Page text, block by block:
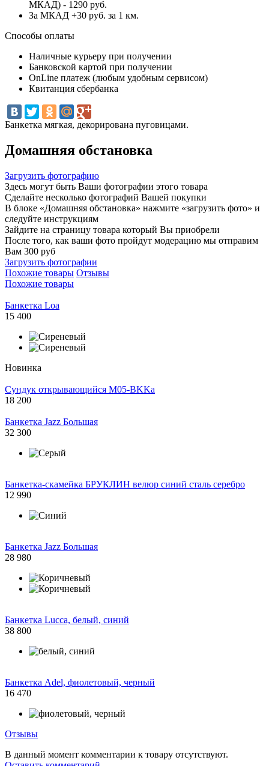
МКАД) - 1290 руб.
За МКАД +30 руб. за 1 км.
Способы оплаты
Наличные курьеру при получении
Банковской картой при получении
OnLine платеж (любым удобным сервисом)
Квитанция сбербанка
Банкетка мягкая, декорирована пуговицами.
Домашняя обстановка
Загрузить фотографию
Здесь могут быть Ваши фотографии этого товара
Сделайте несколько фотографий Вашей покупки
В блоке «Домашняя обстановка» нажмите «загрузить фото» и
следуйте инструкциям
Зайдите на страницу товара который Вы приобрели
После того, как ваши фото пройдут модерацию мы отправим
Вам 300 руб
Загрузить фотографии
Похожие товары Отзывы
Похожие товары
Банкетка Loa
15 400
Новинка
Сундук открывающийся M05-BKKa
18 200
Банкетка Jazz Большая
32 300
Банкетка-скамейка БРУКЛИН велюр синий сталь серебро
12 990
Банкетка Jazz Большая
28 980
Банкетка Lucca, белый, синий
38 800
Банкетка Adel, фиолетовый, черный
16 470
Отзывы
В данный момент комментарии к товару отсутствуют.